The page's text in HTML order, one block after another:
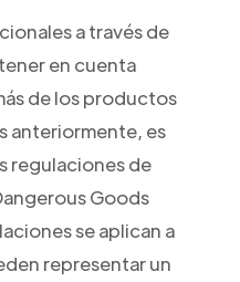
a través de
en cuenta
de los productos
anteriormente, es
regulaciones de
Goods
se aplican a
representar un